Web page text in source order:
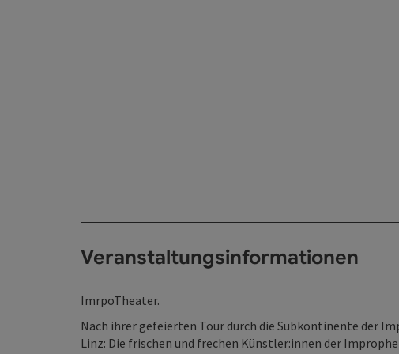
Veranstaltungsinformationen
ImrpoTheater.
Nach ihrer gefeierten Tour durch die Subkontinente der
Linz: Die frischen und frechen Künstler:innen der